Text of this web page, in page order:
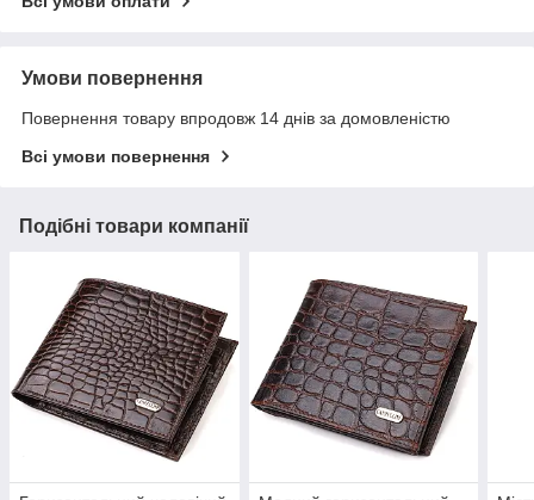
Умови повернення
Повернення товару впродовж 14 днів за домовленістю
Всі умови повернення
Подібні товари компанії